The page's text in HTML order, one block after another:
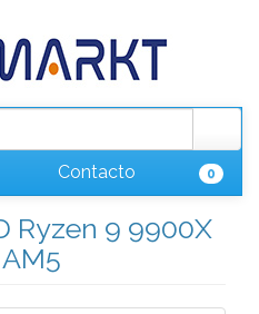
Contacto 0
Ryzen 9 9900X